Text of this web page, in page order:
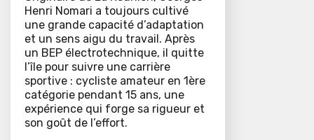
Henri Nomari a toujours cultivé
une grande capacité d’adaptation
et un sens aigu du travail. Après
un BEP électrotechnique, il quitte
l’île pour suivre une carrière
sportive : cycliste amateur en 1ère
catégorie pendant 15 ans, une
expérience qui forge sa rigueur et
son goût de l’effort.